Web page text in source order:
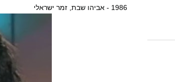
1986 - אביהו שבת, זמר ישראלי